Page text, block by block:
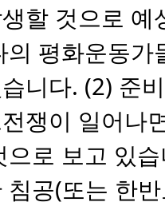
할 것으로
의 평화운동
니다. (2) 준
쟁이 일어나
으로 보고 있
침공(또는 한